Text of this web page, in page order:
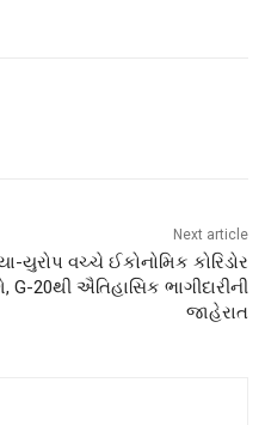
Next article
યુરોપ વચ્ચે ઈકોનોમિક કોરિડોર
20થી ઐતિહાસિક ભાગીદારીની
જાહેરાત